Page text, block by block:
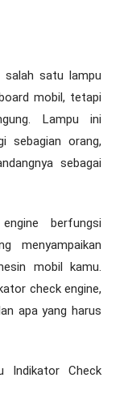
salah satu lampu
mobil, tetapi
Lampu ini
sebagian orang,
sebagai
berfungsi
menyampaikan
mobil kamu.
check engine,
apa yang harus
Indikator Check